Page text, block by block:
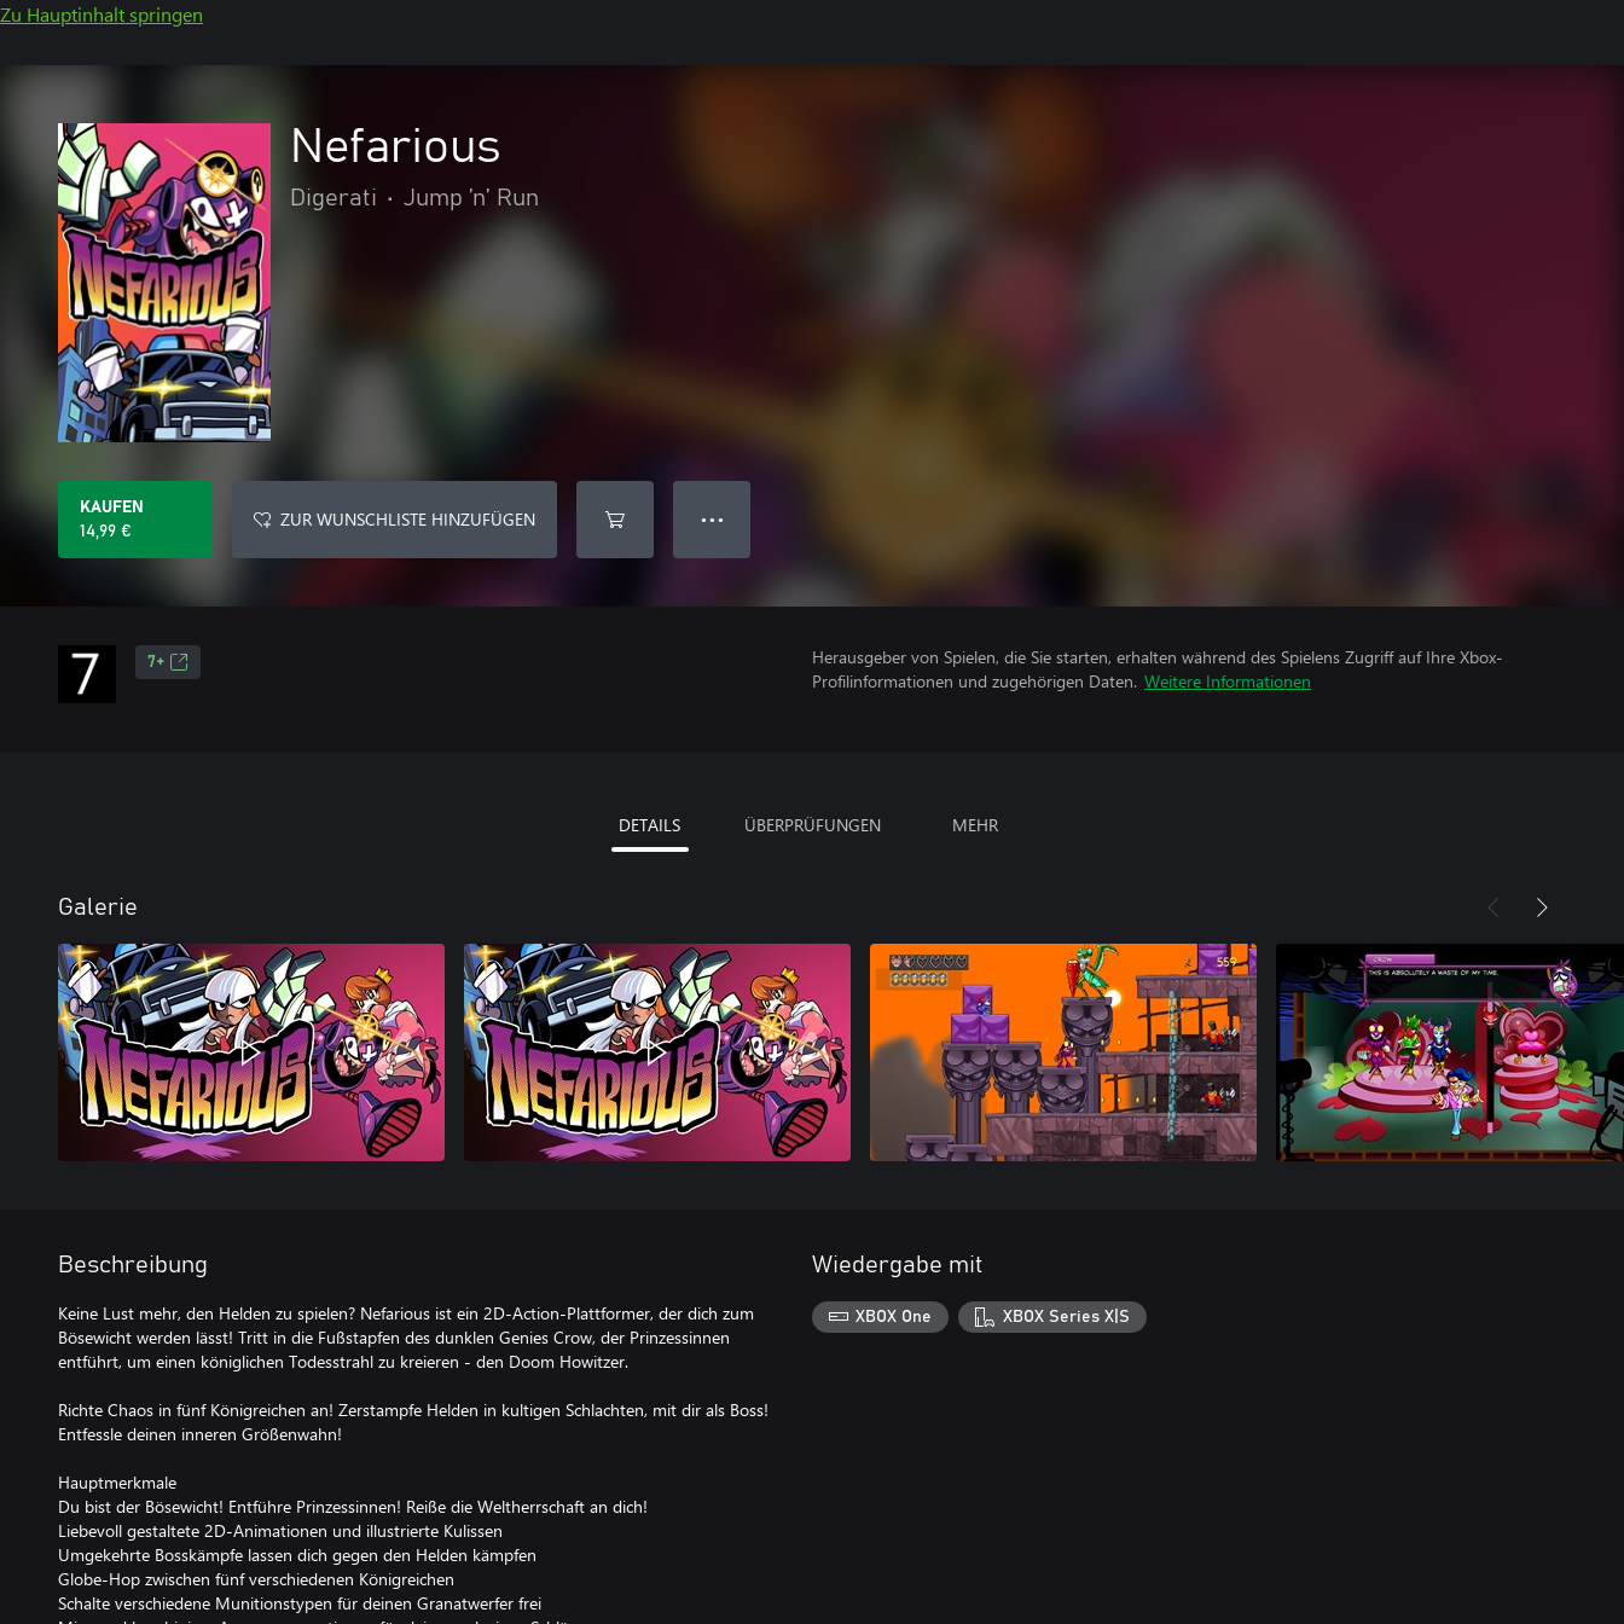
Zu Hauptinhalt springen
Nefarious
Digerati • Jump ’n’ Run
KAUFEN
14,99 €
ZUR WUNSCHLISTE HINZUFÜGEN ● ● ●
7+
Herausgeber von Spielen, die Sie starten, erhalten während des Spielens Zugriff auf Ihre Xbox-
Profilinformationen und zugehörigen Daten. Weitere Informationen
DETAILS ÜBERPRÜFUNGEN MEHR
Galerie
Beschreibung
Keine Lust mehr, den Helden zu spielen? Nefarious ist ein 2D-Action-Plattformer, der dich zum
Bösewicht werden lässt! Tritt in die Fußstapfen des dunklen Genies Crow, der Prinzessinnen
entführt, um einen königlichen Todesstrahl zu kreieren - den Doom Howitzer.
Richte Chaos in fünf Königreichen an! Zerstampfe Helden in kultigen Schlachten, mit dir als Boss!
Entfessle deinen inneren Größenwahn!
Hauptmerkmale
Du bist der Bösewicht! Entführe Prinzessinnen! Reiße die Weltherrschaft an dich!
Liebevoll gestaltete 2D-Animationen und illustrierte Kulissen
Umgekehrte Bosskämpfe lassen dich gegen den Helden kämpfen
Globe-Hop zwischen fünf verschiedenen Königreichen
Schalte verschiedene Munitionstypen für deinen Granatwerfer frei
Wiedergabe mit
XBOX One XBOX Series X|S